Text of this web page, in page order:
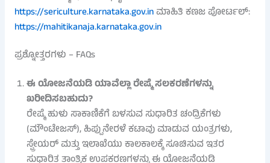
https://sericulture.karnataka.gov.inಮಾಹಿತಿ ಕಣಜ ಪೋರ್ಟಲ್:
https://mahitikanaja.karnataka.gov.in
ಪ್ರಶ್ನೋತ್ತರಗಳು – FAQs
ಈ ಯೋಜನೆಯಡಿ ಯಾವೆಲ್ಲಾ ರೇಷ್ಮೆ ಸಲಕರಣೆಗಳನ್ನು
ಖರೀದಿಸಬಹುದು?
ರೇಷ್ಮೆ ಹುಳು ಸಾಕಾಣಿಕೆಗೆ ಬಳಸುವ ಸುಧಾರಿತ ಚಂದ್ರಿಕೆಗಳು
(ಮೌಂಟೇಜಸ್), ಹಿಪ್ಪುನೇರಳೆ ಕಟಾವು ಮಾಡುವ ಯಂತ್ರಗಳು,
ಸ್ಪ್ರೇಯರ್ ಮತ್ತು ಇಲಾಖೆಯು ಕಾಲಕಾಲಕ್ಕೆ ಸೂಚಿಸುವ ಇತರ